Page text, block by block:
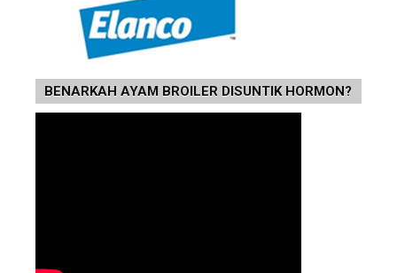
BENARKAH AYAM BROILER DISUNTIK HORMON?